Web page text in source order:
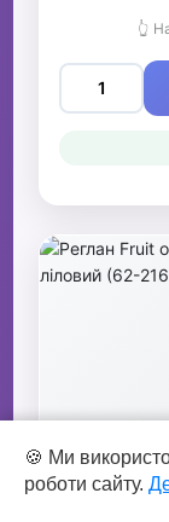
👆
Реглан
🍪 Ми
роботи сайту.